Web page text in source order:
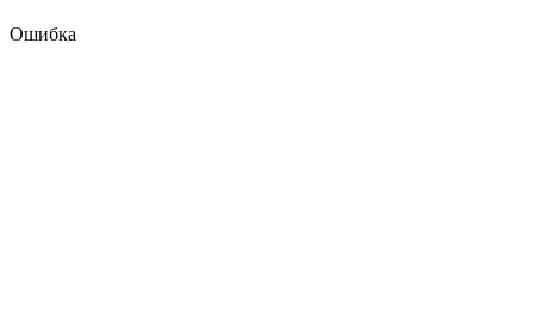
Ошибка